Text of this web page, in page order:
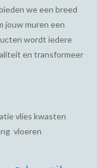
we een breed
jouw muren een
wordt iedere
en transformeer
vlies kwasten
vloeren